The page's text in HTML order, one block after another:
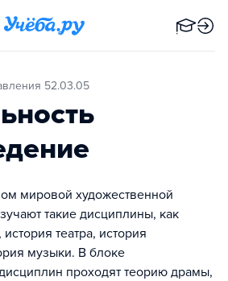
52.03.05
мировой художественной
такие дисциплины, как
театра, история
музыки. В блоке
проходят теорию драмы,